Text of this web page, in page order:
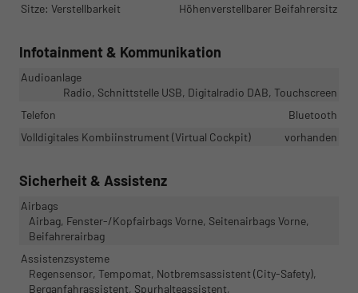
Sitze: Verstellbarkeit
Höhenverstellbarer Beifahrersitz
Infotainment & Kommunikation
Audioanlage
Radio, Schnittstelle USB, Digitalradio DAB, Touchscreen
Telefon
Bluetooth
Volldigitales Kombiinstrument (Virtual Cockpit)
vorhanden
Sicherheit & Assistenz
Airbags
Airbag, Fenster-/Kopfairbags Vorne, Seitenairbags Vorne,
Beifahrerairbag
Assistenzsysteme
Regensensor, Tempomat, Notbremsassistent (City-Safety),
Berganfahrassistent, Spurhalteassistent,